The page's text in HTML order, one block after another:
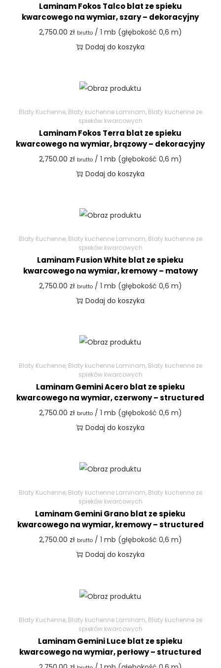
Laminam Fokos Talco blat ze spieku
kwarcowego na wymiar, szary – dekoracyjny
2,750.00 zł brutto/ 1 mb (głębokość 0,6 m)
Dodaj do koszyka
Blaty Kuchenne, Blaty kuchenne Laminam, Blaty kuchenne ze
spieków kwarcowych
Laminam Fokos Terra blat ze spieku
kwarcowego na wymiar, brązowy – dekoracyjny
2,750.00 zł brutto/ 1 mb (głębokość 0,6 m)
Dodaj do koszyka
Blaty Kuchenne, Blaty kuchenne Laminam, Blaty kuchenne ze
spieków kwarcowych
Laminam Fusion White blat ze spieku
kwarcowego na wymiar, kremowy – matowy
2,750.00 zł brutto/ 1 mb (głębokość 0,6 m)
Dodaj do koszyka
Blaty Kuchenne, Blaty kuchenne Laminam, Blaty kuchenne ze
spieków kwarcowych
Laminam Gemini Acero blat ze spieku
kwarcowego na wymiar, czerwony – structured
2,750.00 zł brutto/ 1 mb (głębokość 0,6 m)
Dodaj do koszyka
Blaty Kuchenne, Blaty kuchenne Laminam, Blaty kuchenne ze
spieków kwarcowych
Laminam Gemini Grano blat ze spieku
kwarcowego na wymiar, kremowy – structured
2,750.00 zł brutto/ 1 mb (głębokość 0,6 m)
Dodaj do koszyka
Blaty Kuchenne, Blaty kuchenne Laminam, Blaty kuchenne ze
spieków kwarcowych
Laminam Gemini Luce blat ze spieku
kwarcowego na wymiar, perłowy – structured